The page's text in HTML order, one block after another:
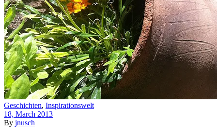
Geschichten, Inspirationswelt
18, March 2013
By jnusch